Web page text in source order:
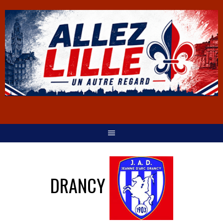
DRANCY